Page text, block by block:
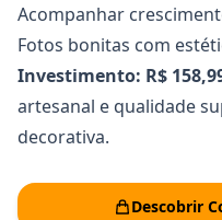
Acompanhar
Fotos bonitas com
Investimento: R$
artesanal e qualidade
decorativa.
Descobrir